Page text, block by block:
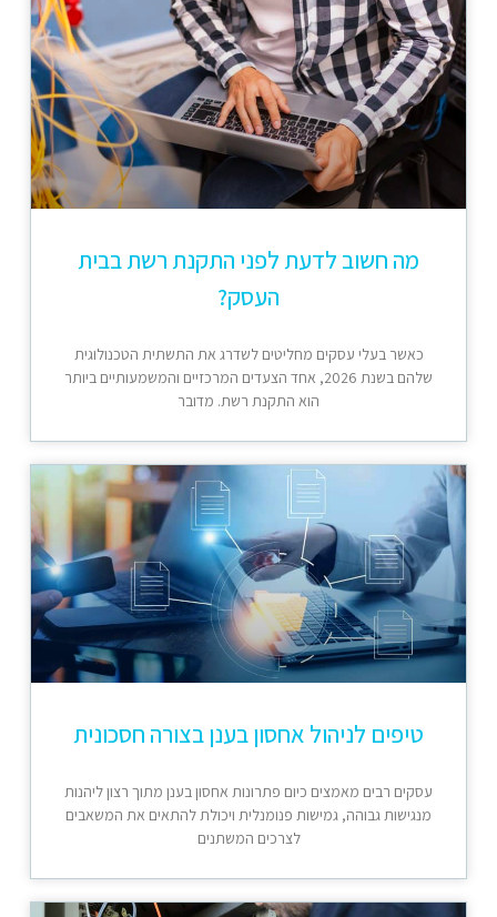
מה חשוב לדעת לפני התקנת רשת בבית
העסק?
כאשר בעלי עסקים מחליטים לשדרג את התשתית הטכנולוגית
שלהם בשנת 2026, אחד הצעדים המרכזיים והמשמעותיים ביותר
הוא התקנת רשת. מדובר
טיפים לניהול אחסון בענן בצורה חסכונית
עסקים רבים מאמצים כיום פתרונות אחסון בענן מתוך רצון ליהנות
מנגישות גבוהה, גמישות פנומנלית ויכולת להתאים את המשאבים
לצרכים המשתנים